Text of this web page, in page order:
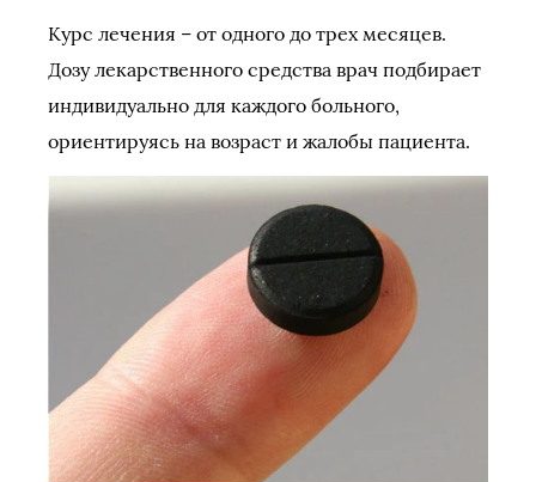
Курс лечения – от одного до трех месяцев.
Дозу лекарственного средства врач подбирает
индивидуально для каждого больного,
ориентируясь на возраст и жалобы пациента.